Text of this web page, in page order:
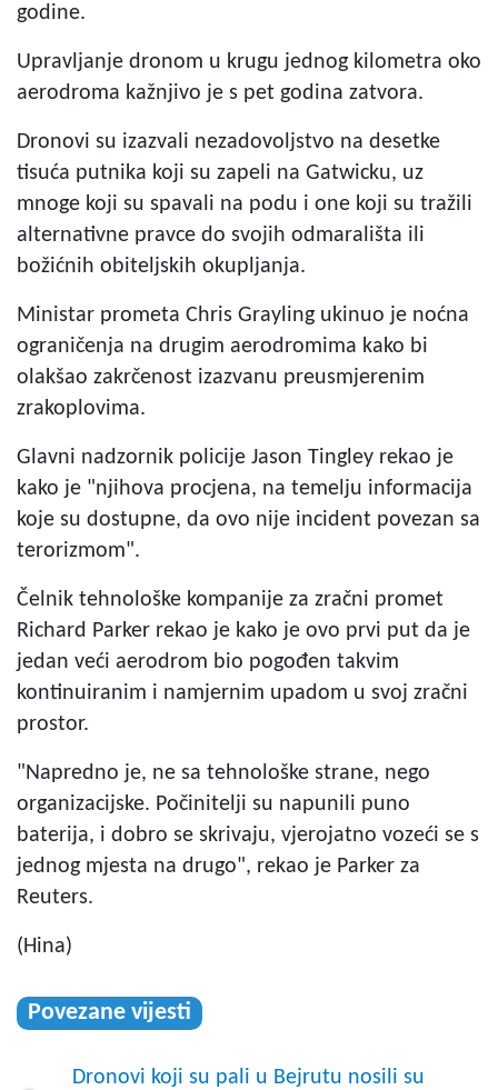
godine.
Upravljanje dronom u krugu jednog kilometra oko
aerodroma kažnjivo je s pet godina zatvora.
Dronovi su izazvali nezadovoljstvo na desetke
tisuća putnika koji su zapeli na Gatwicku, uz
mnoge koji su spavali na podu i one koji su tražili
alternativne pravce do svojih odmarališta ili
božićnih obiteljskih okupljanja.
Ministar prometa Chris Grayling ukinuo je noćna
ograničenja na drugim aerodromima kako bi
olakšao zakrčenost izazvanu preusmjerenim
zrakoplovima.
Glavni nadzornik policije Jason Tingley rekao je
kako je "njihova procjena, na temelju informacija
koje su dostupne, da ovo nije incident povezan sa
terorizmom".
Čelnik tehnološke kompanije za zračni promet
Richard Parker rekao je kako je ovo prvi put da je
jedan veći aerodrom bio pogođen takvim
kontinuiranim i namjernim upadom u svoj zračni
prostor.
"Napredno je, ne sa tehnološke strane, nego
organizacijske. Počinitelji su napunili puno
baterija, i dobro se skrivaju, vjerojatno vozeći se s
jednog mjesta na drugo", rekao je Parker za
Reuters.
(Hina)
Povezane vijesti
Dronovi koji su pali u Bejrutu nosili su